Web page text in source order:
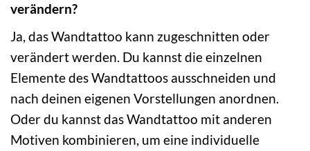
verändern?
Ja, das Wandtattoo kann zugeschnitten oder
verändert werden. Du kannst die einzelnen
Elemente des Wandtattoos ausschneiden und
nach deinen eigenen Vorstellungen anordnen.
Oder du kannst das Wandtattoo mit anderen
Motiven kombinieren, um eine individuelle